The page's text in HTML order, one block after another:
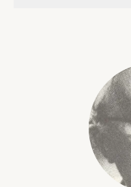
Αποφοίτησε από την
το 1907, και άσκησε το
κλινικές. Το 1927
έφυγε για μετεκπαίδευση
στο Υπουργείο Εργασίας
Το 1933 νυμφεύθηκε την
αδελφή της Έλλης